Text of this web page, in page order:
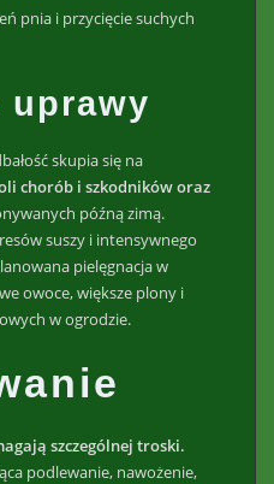
pnia i przycięcie suchych
uprawy
skupia się na
chorób i szkodników oraz
późną zimą.
suszy i intensywnego
pielęgnacja w
owoce, większe plony i
w ogrodzie.
szczególnej troski.
podlewanie, nawożenie,